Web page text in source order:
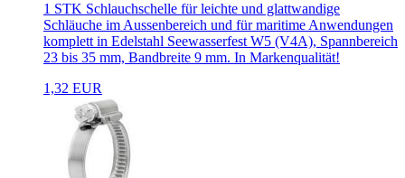
1 STK Schlauchschelle für leichte und glattwandige
Schläuche im Aussenbereich und für maritime Anwendungen
komplett in Edelstahl Seewasserfest W5 (V4A), Spannbereich
23 bis 35 mm, Bandbreite 9 mm. In Markenqualität!
1,32 EUR